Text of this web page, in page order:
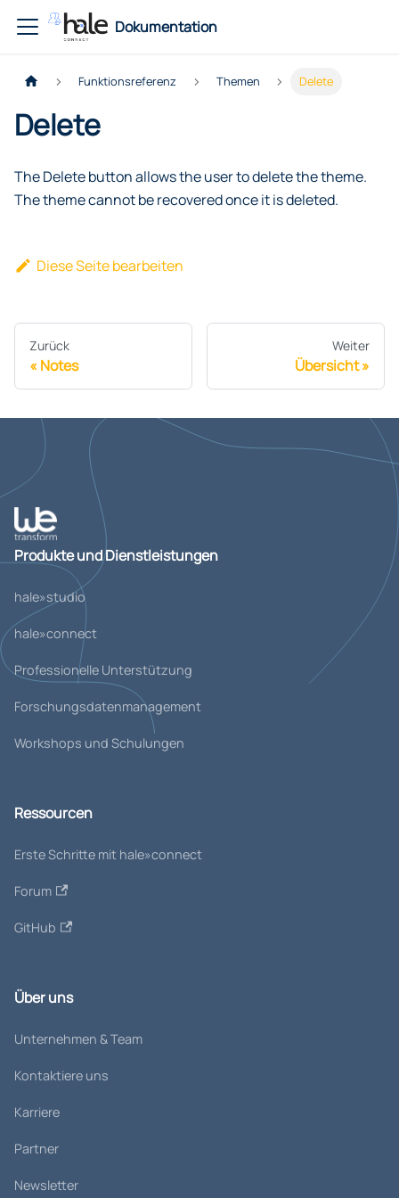
Dokumentation
Funktionsreferenz Themen Delete
Delete
The Delete button allows the user to delete the theme.
The theme cannot be recovered once it is deleted.
Diese Seite bearbeiten
Zurück
Notes
Weiter
Übersicht
Produkte und Dienstleistungen
hale»studio
hale»connect
Professionelle Unterstützung
Forschungsdatenmanagement
Workshops und Schulungen
Ressourcen
Erste Schritte mit hale»connect
Forum
GitHub
Über uns
Unternehmen & Team
Kontaktiere uns
Karriere
Partner
Newsletter